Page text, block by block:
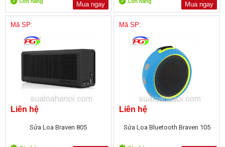
Mua ngay Mua ngay
Mã SP:
Liên hệ
Sửa Loa Braven 805
Mã SP:
Liên hệ
Sửa Loa Bluetooth Braven 105